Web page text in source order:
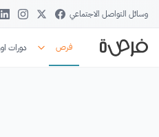
وسائل التواصل الاجتماعي
فرص دورات